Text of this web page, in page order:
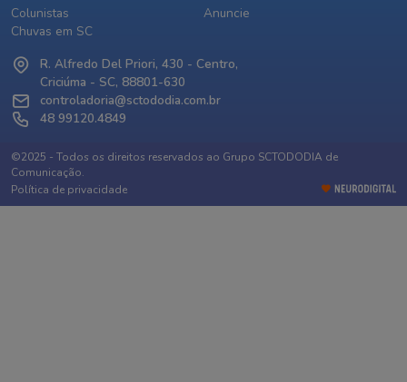
Colunistas
Chuvas em SC
Anuncie
R. Alfredo Del Priori, 430 - Centro,
Criciúma - SC, 88801-630
controladoria@sctododia.com.br
48 99120.4849
©2025 - Todos os direitos reservados ao Grupo SCTODODIA de
Comunicação.
Política de privacidade